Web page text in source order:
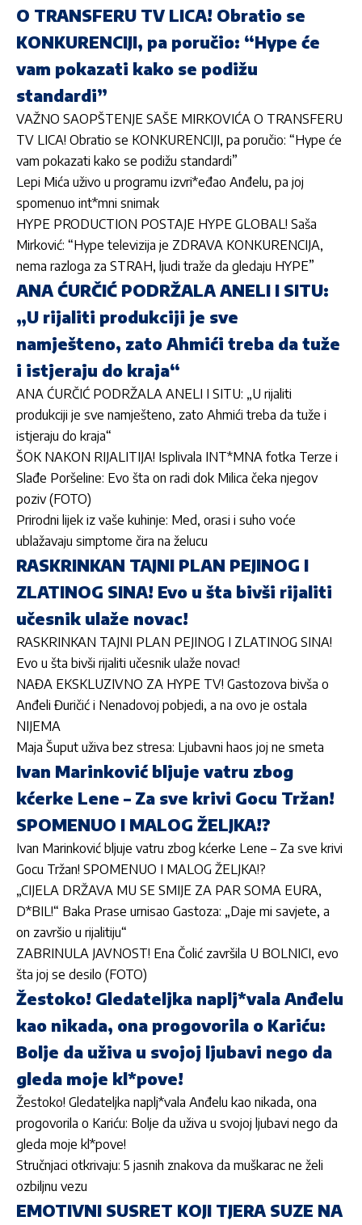
O TRANSFERU TV LICA! Obratio se
KONKURENCIJI, pa poručio: “Hype će
vam pokazati kako se podižu
standardi”
VAŽNO SAOPŠTENJE SAŠE MIRKOVIĆA O TRANSFERU
TV LICA! Obratio se KONKURENCIJI, pa poručio: “Hype će
vam pokazati kako se podižu standardi”
Lepi Mića uživo u programu izvri*eđao Anđelu, pa joj
spomenuo int*mni snimak
HYPE PRODUCTION POSTAJE HYPE GLOBAL! Saša
Mirković: “Hype televizija je ZDRAVA KONKURENCIJA,
nema razloga za STRAH, ljudi traže da gledaju HYPE”
ANA ĆURČIĆ PODRŽALA ANELI I SITU:
„U rijaliti produkciji je sve
namješteno, zato Ahmići treba da tuže
i istjeraju do kraja“
ANA ĆURČIĆ PODRŽALA ANELI I SITU: „U rijaliti
produkciji je sve namješteno, zato Ahmići treba da tuže i
istjeraju do kraja“
ŠOK NAKON RIJALITIJA! Isplivala INT*MNA fotka Terze i
Slađe Poršeline: Evo šta on radi dok Milica čeka njegov
poziv (FOTO)
Prirodni lijek iz vaše kuhinje: Med, orasi i suho voće
ublažavaju simptome čira na želucu
RASKRINKAN TAJNI PLAN PEJINOG I
ZLATINOG SINA! Evo u šta bivši rijaliti
učesnik ulaže novac!
RASKRINKAN TAJNI PLAN PEJINOG I ZLATINOG SINA!
Evo u šta bivši rijaliti učesnik ulaže novac!
NAĐA EKSKLUZIVNO ZA HYPE TV! Gastozova bivša o
Anđeli Đuričić i Nenadovoj pobjedi, a na ovo je ostala
NIJEMA
Maja Šuput uživa bez stresa: Ljubavni haos joj ne smeta
Ivan Marinković bljuje vatru zbog
kćerke Lene – Za sve krivi Gocu Tržan!
SPOMENUO I MALOG ŽELJKA!?
Ivan Marinković bljuje vatru zbog kćerke Lene – Za sve krivi
Gocu Tržan! SPOMENUO I MALOG ŽELJKA!?
„CIJELA DRŽAVA MU SE SMIJE ZA PAR SOMA EURA,
D*BIL!“ Baka Prase urnisao Gastoza: „Daje mi savjete, a
on završio u rijalitiju“
ZABRINULA JAVNOST! Ena Čolić završila U BOLNICI, evo
šta joj se desilo (FOTO)
Žestoko! Gledateljka naplj*vala Anđelu
kao nikada, ona progovorila o Kariću:
Bolje da uživa u svojoj ljubavi nego da
gleda moje kl*pove!
Žestoko! Gledateljka naplj*vala Anđelu kao nikada, ona
progovorila o Kariću: Bolje da uživa u svojoj ljubavi nego da
gleda moje kl*pove!
Stručnjaci otkrivaju: 5 jasnih znakova da muškarac ne želi
ozbiljnu vezu
EMOTIVNI SUSRET KOJI TJERA SUZE NA